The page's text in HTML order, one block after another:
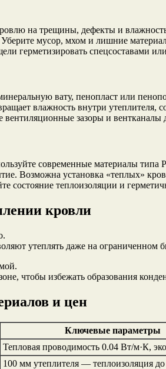
на трещины, дефекты и
мусор, мхом и лишние
герметизировать спецсоставами
вату, пенопласт или
влажность внутри утеплителя,
зазоры и вентканалы
современные материалы
Возможна установка «теплых»
состояние теплоизоляции и
кровли
утеплять даже на ограниченном
чтобы избежать образования
и цен
Ключевые параметры
Тепловая проводимость 0.04 Вт/м·К,
100 мм утеплителя — теплоизоляция